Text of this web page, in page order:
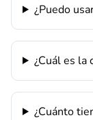
¿Puedo
¿Cuál es la
¿Cuánto